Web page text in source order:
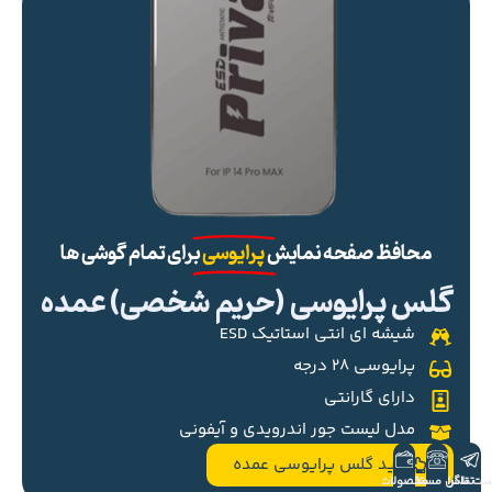
محافظ صفحه نمایشپرایوسیبرای تمام گوشی ها
گلس پرایوسی (حریم شخصی) عمده
شیشه ای انتی استاتیک ESD
پرایوسی ۲۸ درجه
دارای گارانتی
مدل لیست جور اندرویدی و آیفونی
خرید گلس پرایوسی عمده
تلگرام
تماس مستقیم
محصولات